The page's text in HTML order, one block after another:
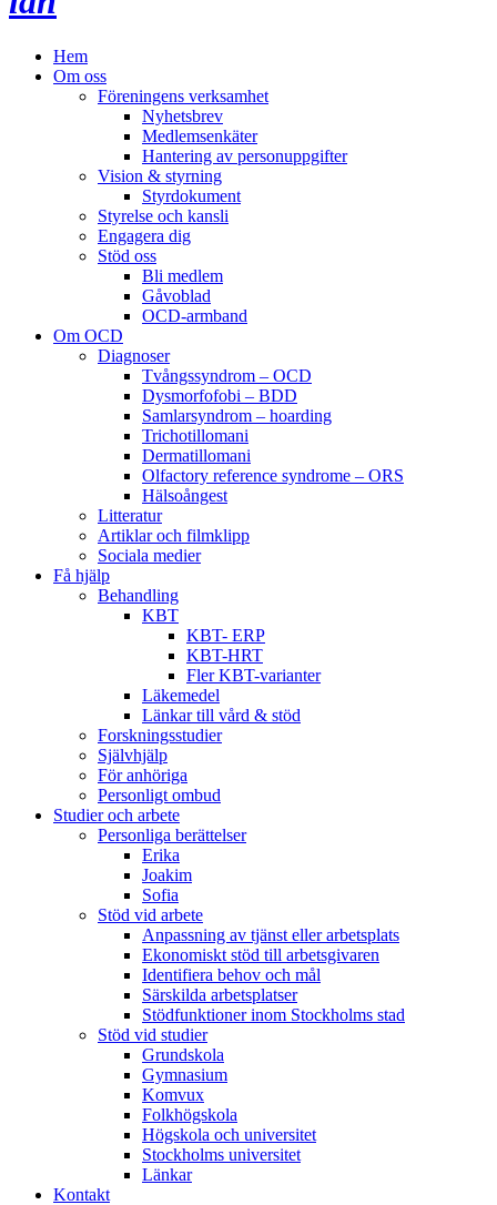
Hem
Om oss
Föreningens verksamhet
Nyhetsbrev
Medlemsenkäter
Hantering av personuppgifter
Vision & styrning
Styrdokument
Styrelse och kansli
Engagera dig
Stöd oss
Bli medlem
Gåvoblad
OCD-armband
Om OCD
Diagnoser
Tvångssyndrom – OCD
Dysmorfofobi – BDD
Samlarsyndrom – hoarding
Trichotillomani
Dermatillomani
Olfactory reference syndrome – ORS
Hälsoångest
Litteratur
Artiklar och filmklipp
Sociala medier
Få hjälp
Behandling
KBT
KBT- ERP
KBT-HRT
Fler KBT-varianter
Läkemedel
Länkar till vård & stöd
Forskningsstudier
Självhjälp
För anhöriga
Personligt ombud
Studier och arbete
Personliga berättelser
Erika
Joakim
Sofia
Stöd vid arbete
Anpassning av tjänst eller arbetsplats
Ekonomiskt stöd till arbetsgivaren
Identifiera behov och mål
Särskilda arbetsplatser
Stödfunktioner inom Stockholms stad
Stöd vid studier
Grundskola
Gymnasium
Komvux
Folkhögskola
Högskola och universitet
Stockholms universitet
Länkar
Kontakt